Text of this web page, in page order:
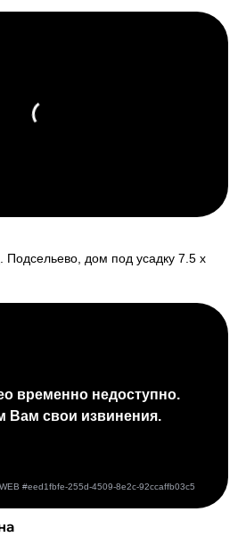
Подсельево, дом под усадку 7.5 х